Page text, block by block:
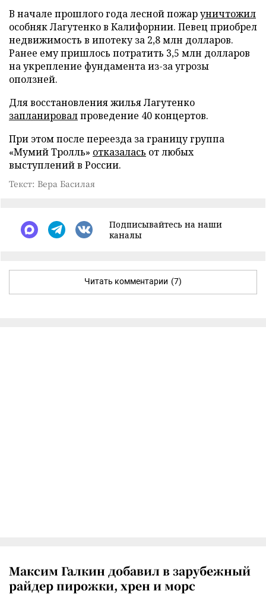
В начале прошлого года лесной пожаруничтожил
особняк Лагутенко в Калифорнии. Певец приобрел
недвижимость в ипотеку за 2,8 млн долларов.
Ранее ему пришлось потратить 3,5 млн долларов
на укрепление фундамента из-за угрозы
оползней.
Для восстановления жилья Лагутенко
запланировалпроведение 40 концертов.
При этом после переезда за границу группа
«Мумий Тролль» отказалась от любых
выступлений в России.
Текст: Вера Басилая
Подписывайтесь на наши
каналы
Читать комментарии (7)
Максим Галкин добавил в зарубежный
райдер пирожки, хрен и морс